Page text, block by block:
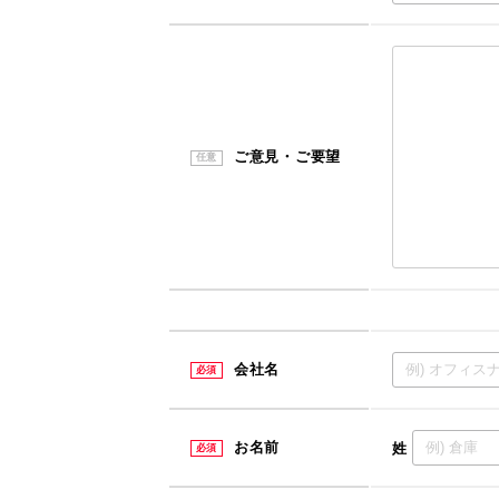
任意 ご意見・ご要望
必須 会社名
必須 お名前 姓